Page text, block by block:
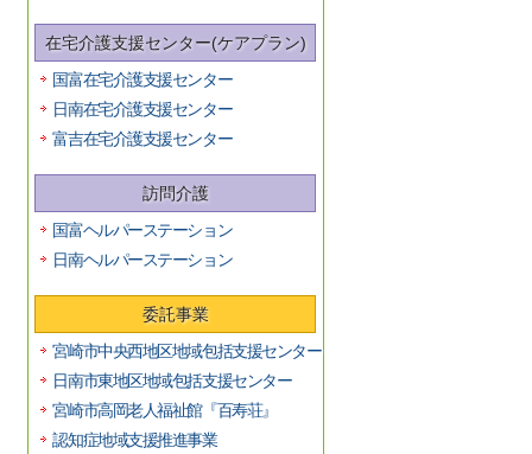
在宅介護支援センター(ケアプラン)
国富在宅介護支援センター
日南在宅介護支援センター
富吉在宅介護支援センター
訪問介護
国富ヘルパーステーション
日南ヘルパーステーション
委託事業
宮崎市中央西地区地域包括支援センター
日南市東地区地域包括支援センター
宮崎市高岡老人福祉館『百寿荘』
認知症地域支援推進事業